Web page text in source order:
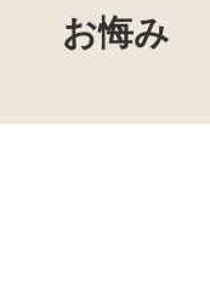
お悔み